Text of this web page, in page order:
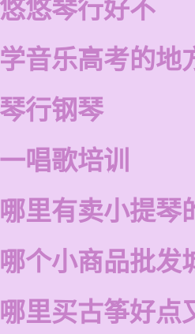
悠琴行好不
音乐高考的地
行钢琴
唱歌培训
里有卖小提琴
个小商品批发
里买古筝好点